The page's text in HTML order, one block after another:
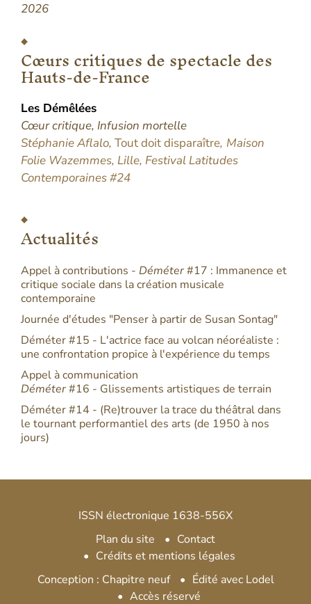
2026
Cœurs critiques de spectacle des
Hauts-de-France
Les Démêlées
Cœur critique, Infusion mortelle
Stéphanie Aflalo, Tout doit disparaître, Maison
Folie Wazemmes, Lille, Festival Latitudes
Contemporaines #24
Actualités
Appel à contributions - Déméter#17 : Immanence et
critique sociale dans la création musicale
contemporaine
Journée d'études "Penser à partir de Susan Sontag"
Déméter #15 - L'actrice face au volcan néoréaliste :
une confrontation propice à l'expérience du temps
Appel à communication
Déméter#16 - Glissements artistiques de terrain
Déméter #14 - (Re)trouver la trace du théâtral dans
le tournant performantiel des arts (de 1950 à nos
jours)
ISSN électronique 1638-556X
Plan du site
Contact
Crédits et mentions légales
Conception : Chapitre neuf
Édité avec Lodel
Accès réservé